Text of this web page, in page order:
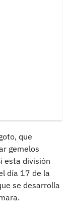
que
gemelos
esta división
día 17 de la
se desarrolla